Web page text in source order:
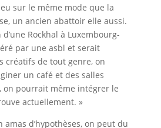
sur le même mode que la
un ancien abattoir elle aussi.
d’une Rockhal à Luxembourg-
par une asbl et serait
créatifs de tout genre, on
un café et des salles
on pourrait même intégrer le
actuellement. »
d’hypothèses, on peut du